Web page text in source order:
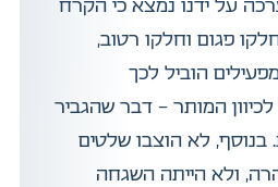
על ידנו נמצא כי הקרח
פגום וחלקו רטוב,
הוביל לכך
המותר – דבר שהגביר
בנוסף, לא הוצבו שלטים
ולא הייתה השגחה